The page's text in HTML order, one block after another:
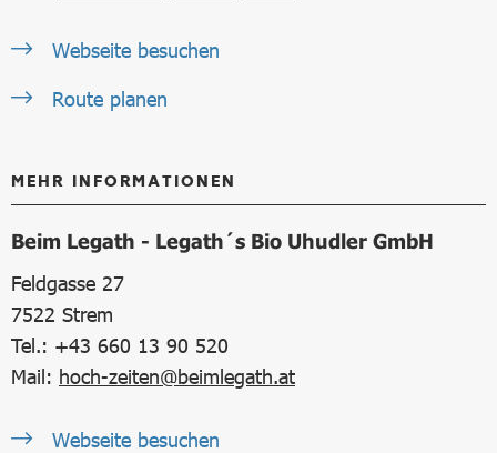
Webseite besuchen
Route planen
MEHR INFORMATIONEN
Beim Legath - Legath´s Bio Uhudler GmbH
Feldgasse 27
7522 Strem
Tel.: +43 660 13 90 520
Mail: hoch-zeiten@beimlegath.at
Webseite besuchen